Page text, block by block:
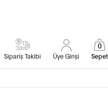
Sipariş Takibi Üye Girişi Sepet
0